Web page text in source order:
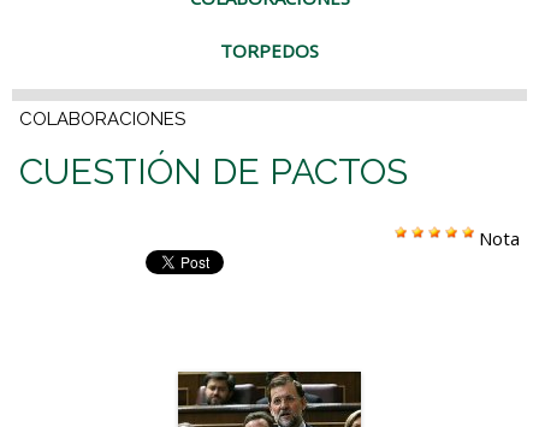
TORPEDOS
COLABORACIONES
CUESTIÓN DE PACTOS
Nota